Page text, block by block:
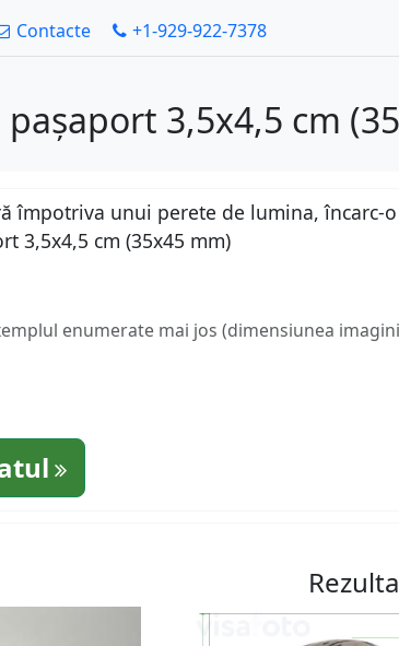
Contacte +1-929-922-7378
3,5x4,5 cm
împotriva unui perete de lumina,
3,5x4,5 cm (35x45 mm)
enumerate mai jos (dimensiunea